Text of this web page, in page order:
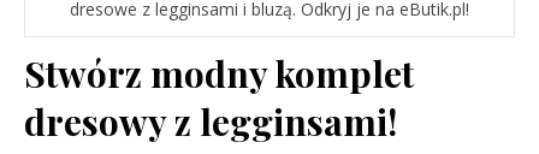
dresowe z legginsami i bluzą. Odkryj je na eButik.pl!
Stwórz modny komplet
dresowy z legginsami!